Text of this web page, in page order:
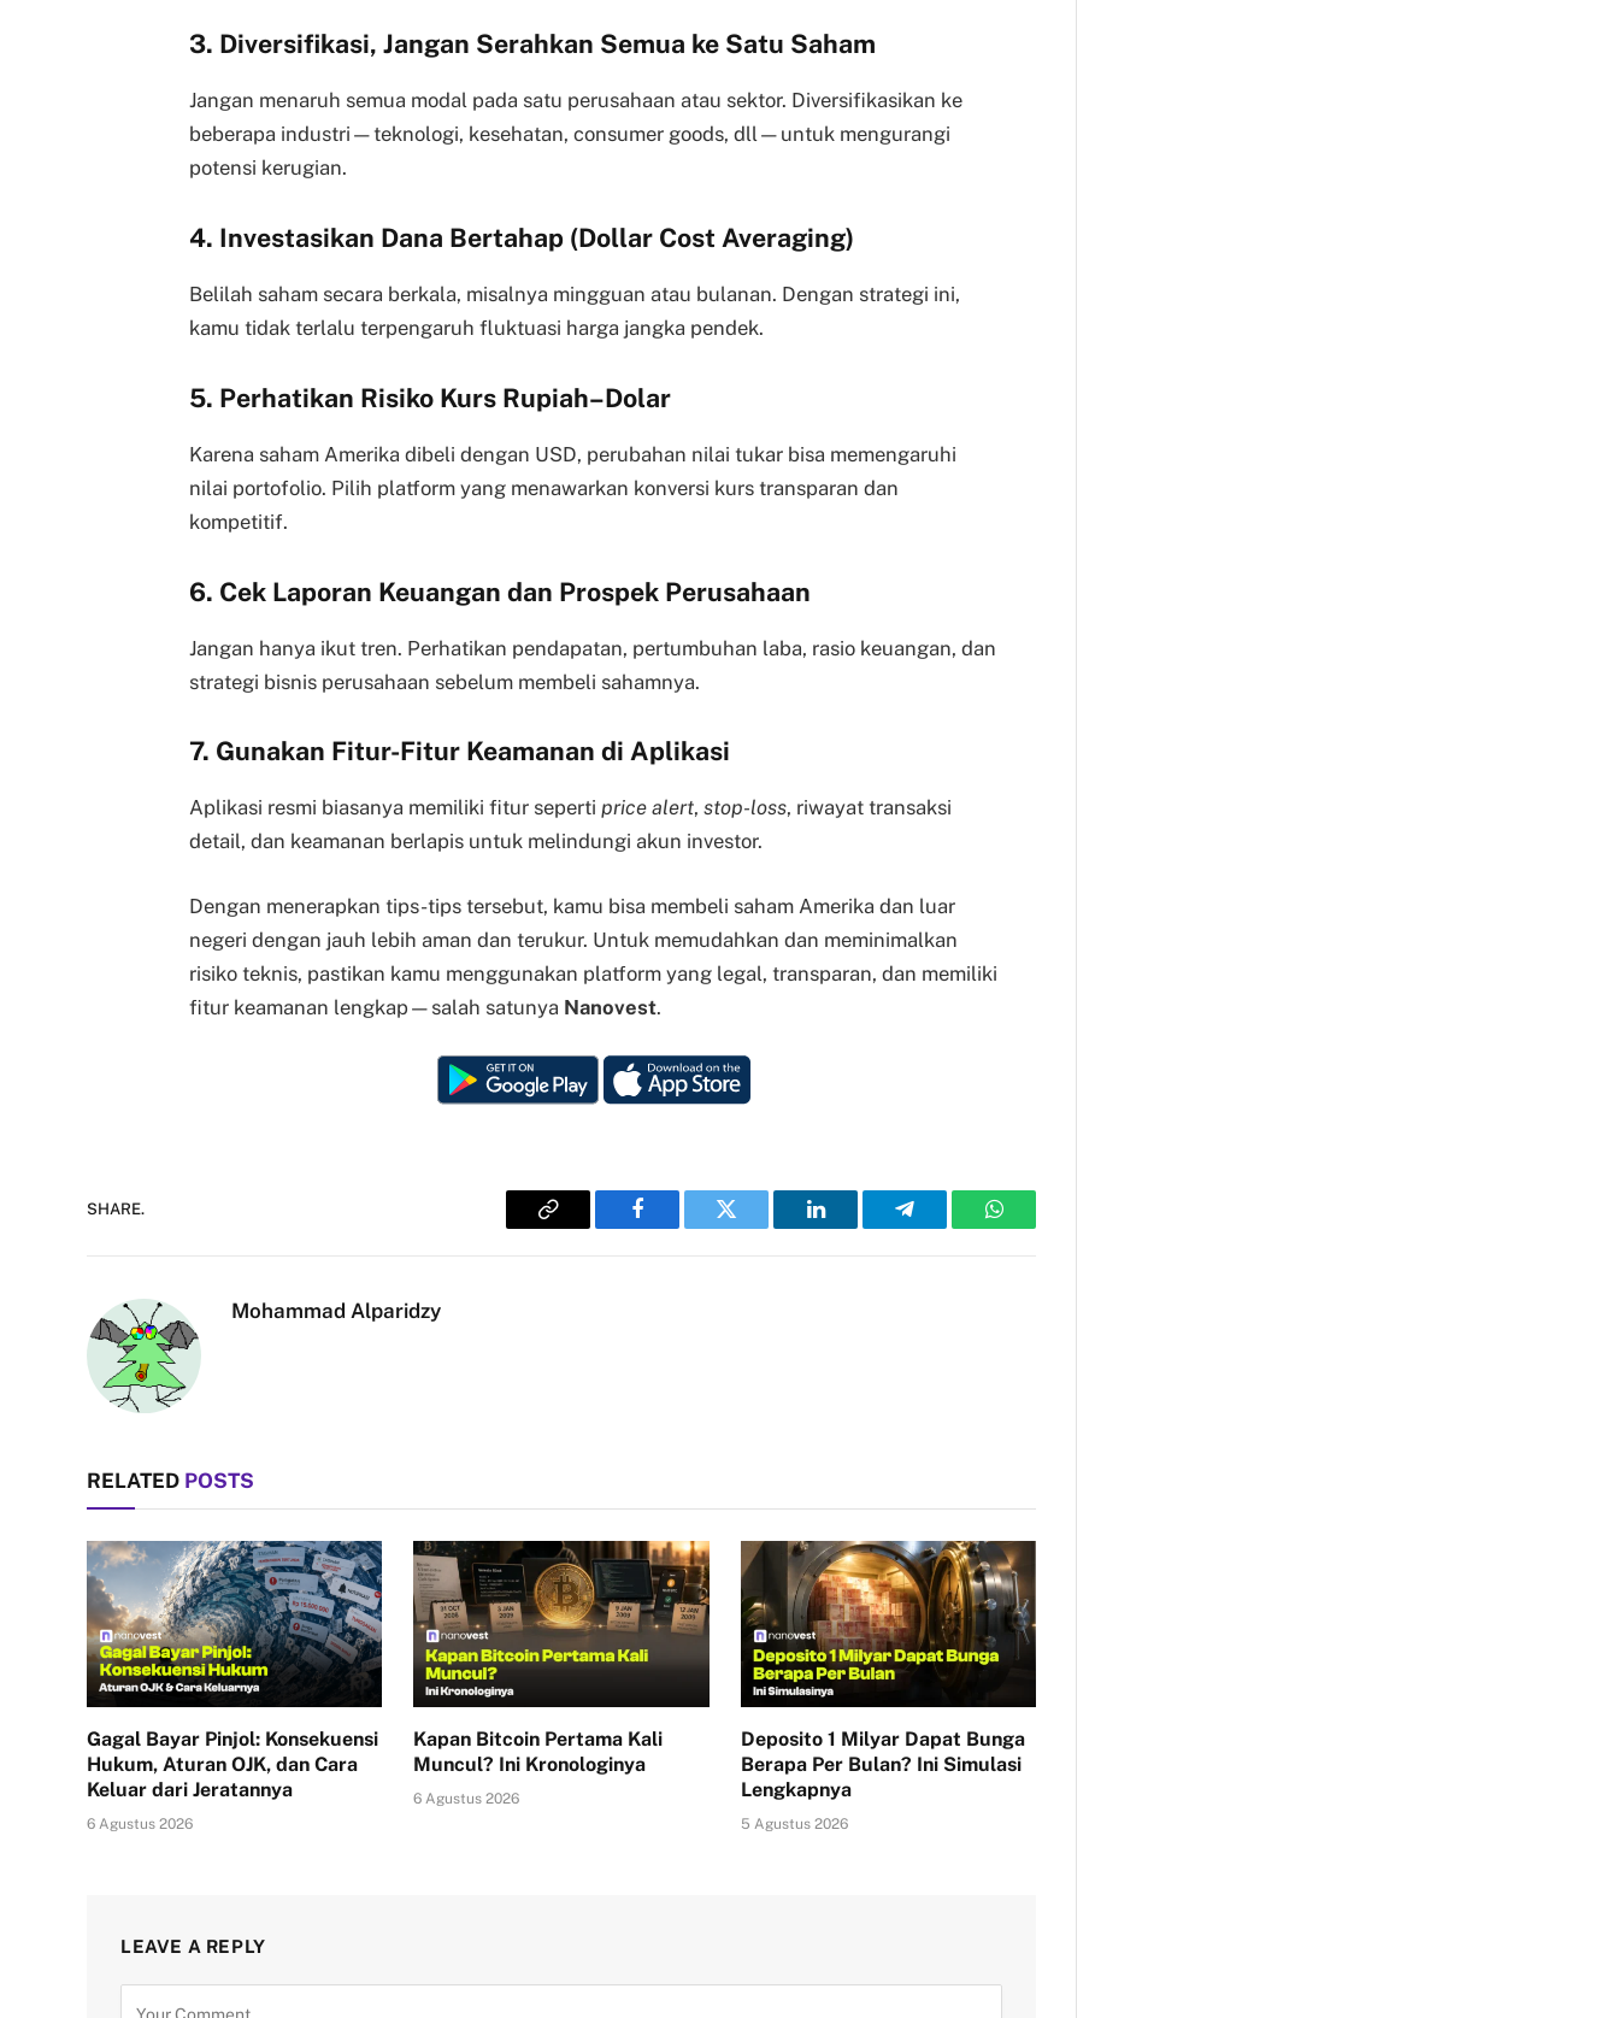
3. Diversifikasi, Jangan Serahkan Semua ke Satu Saham
Jangan menaruh semua modal pada satu perusahaan atau sektor. Diversifikasikan ke
beberapa industri—teknologi, kesehatan, consumer goods, dll—untuk mengurangi
potensi kerugian.
4. Investasikan Dana Bertahap (Dollar Cost Averaging)
Belilah saham secara berkala, misalnya mingguan atau bulanan. Dengan strategi ini,
kamu tidak terlalu terpengaruh fluktuasi harga jangka pendek.
5. Perhatikan Risiko Kurs Rupiah–Dolar
Karena saham Amerika dibeli dengan USD, perubahan nilai tukar bisa memengaruhi
nilai portofolio. Pilih platform yang menawarkan konversi kurs transparan dan
kompetitif.
6. Cek Laporan Keuangan dan Prospek Perusahaan
Jangan hanya ikut tren. Perhatikan pendapatan, pertumbuhan laba, rasio keuangan, dan
strategi bisnis perusahaan sebelum membeli sahamnya.
7. Gunakan Fitur-Fitur Keamanan di Aplikasi
Aplikasi resmi biasanya memiliki fitur seperti price alert, stop-loss, riwayat transaksi
detail, dan keamanan berlapis untuk melindungi akun investor.
Dengan menerapkan tips-tips tersebut, kamu bisa membeli saham Amerika dan luar
negeri dengan jauh lebih aman dan terukur. Untuk memudahkan dan meminimalkan
risiko teknis, pastikan kamu menggunakan platform yang legal, transparan, dan memiliki
fitur keamanan lengkap—salah satunya Nanovest.
SHARE.
Copy
Facebook Twitter LinkedIn Telegram WhatsApp
Mohammad Alparidzy
RELATED POSTS
Gagal Bayar Pinjol: Konsekuensi
Hukum, Aturan OJK, dan Cara
Keluar dari Jeratannya
6 Agustus 2026
Kapan Bitcoin Pertama Kali
Muncul? Ini Kronologinya
6 Agustus 2026
Deposito 1 Milyar Dapat Bunga
Berapa Per Bulan? Ini Simulasi
Lengkapnya
5 Agustus 2026
LEAVE A REPLY